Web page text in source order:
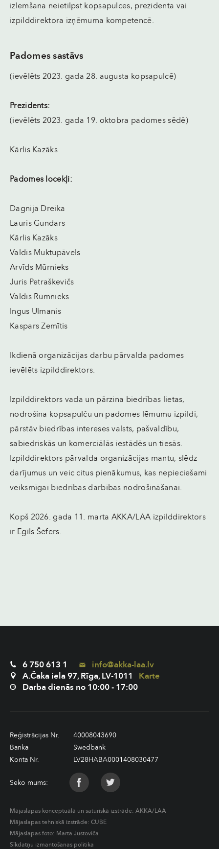
izlemšana neietilpst kopsapulces, prezidenta vai
izpilddirektora izņēmuma kompetencē.
Padomes sastāvs
(ievēlēts 2023. gada 28. augusta kopsapulcē)
Prezidents:
(ievēlēts 2023. gada 19. oktobra padomes sēdē)
Kārlis Kazāks
Padomes locekļi:
Dagnija Dreika
Lauris Gundars
Kārlis Kazāks
Valdis Muktupāvels
Arvīds Mūrnieks
Juris Petraškevičs
Valdis Rūmnieks
Ingus Ulmanis
Kaspars Zemītis
Ikdienā organizācijas darbu pārvalda padomes
ievēlēts izpilddirektors.
Izpilddirektors vada un pārzina biedrības lietas,
nodrošina kopsapulču un padomes lēmumu izpildi,
pārstāv biedrības intereses valsts, pašvaldību,
sabiedriskās un komerciālās iestādēs un tiesās.
Izpilddirektors pārvalda organizācijas mantu, slēdz
darījumus un veic citus pienākumus, kas nepieciešami
veiksmīgai biedrības darbības nodrošināšanai.
Kopš 2026. gada 11. marta AKKA/LAA izpilddirektors
ir Egīls Šēfers.
6 750 613 1
info@akka-laa.lv
A.Čaka iela 97, Rīga, LV-1011
Karte
Darba dienās no 10:00 - 17:00
Reģistrācijas Nr.
40008043690
Banka
Swedbank
Konta Nr.
LV28HABA0001408030477
Seko mums:
Mājaslapas konceptuālā un saturiskā izstrāde: AKKA/LAA
Mājaslapas tehniskā izstrāde: CUBE
Mājaslapas foto: Marta Justoviča
Sīkdatņu izmantošanas politika